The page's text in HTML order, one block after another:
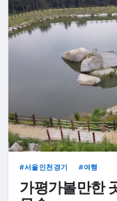
서울인천경기 여행
가평가볼만한